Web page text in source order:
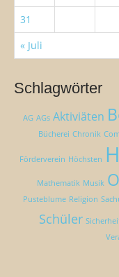
31
« Juli
Schlagwörter
AG AGs Aktiviäten
Bücherei Chronik
Förderverein Höchsten
Mathematik Musik
Pusteblume Religion
Schüler